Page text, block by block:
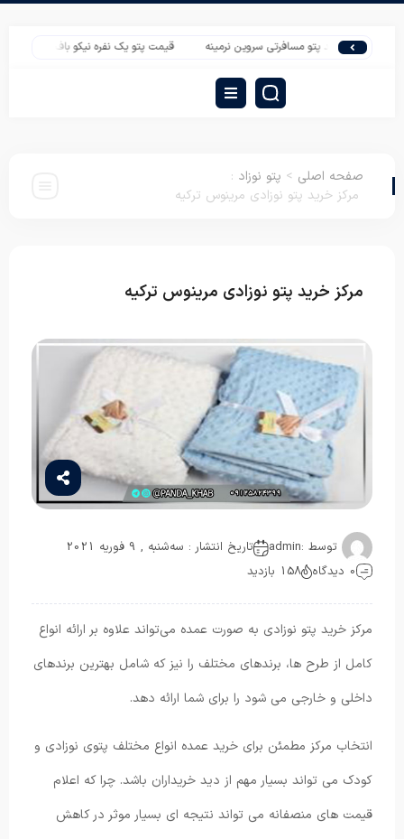
خرید پتو مسافرتی سروین نرمینه قیمت پتو یک نفره نیکو باف در بازار تهران
صفحه اصلی > پتو نوزاد :
مرکز خرید پتو نوزادی مرینوس ترکیه
مرکز خرید پتو نوزادی مرینوس ترکیه
توسط :admin
تاریخ انتشار : سه‌شنبه , 9 فوریه 2021
0 دیدگاه
158 بازدید
مرکز خرید پتو نوزادی به صورت عمده می‌تواند علاوه بر ارائه انواع
کامل از طرح ها، برندهای مختلف را نیز که شامل بهترین برندهای
داخلی و خارجی می شود را برای شما ارائه دهد.
انتخاب مرکز مطمئن برای خرید عمده انواع مختلف پتوی نوزادی و
کودک می تواند بسیار مهم از دید خریداران باشد. چرا که اعلام
قیمت های منصفانه می تواند نتیجه ای بسیار موثر در کاهش